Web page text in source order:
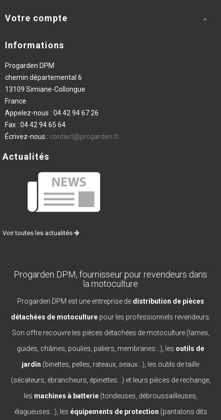
Votre compte 
Informations
Progarden DPM
chemin départemental 6
13109 Simiane-Collongue
France
Appelez-nous : 04 42 94 67 26
Fax : 04 42 94 65 64
Écrivez-nous : contact@progarden.fr
Actualités
Voir toutes les actualités
Progarden DPM, fournisseur pour revendeurs dans
la motoculture
Progarden DPM est une entreprise de distribution de pièces
détachées de motoculturepour les professionnels revendeurs.
Son offre recouvre les pièces détachées de motoculture (lames,
guides, châines, poulies, paliers, membranes...), les outils de
jardin (binettes, pelles, rateaux, seaux...), les outils de taille
(sécateurs, ébrancheurs, épinettes...) et leurs pièces de rechange,
les machines à batterie (tondeuses, débroussailleuses,
élagueuses...), les équipements de protection (pantalons dits